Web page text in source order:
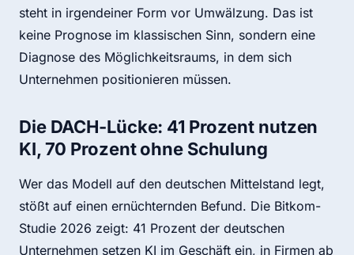
steht in irgendeiner Form vor Umwälzung. Das ist
keine Prognose im klassischen Sinn, sondern eine
Diagnose des Möglichkeitsraums, in dem sich
Unternehmen positionieren müssen.
Die DACH-Lücke: 41 Prozent nutzen
KI, 70 Prozent ohne Schulung
Wer das Modell auf den deutschen Mittelstand legt,
stößt auf einen ernüchternden Befund. Die Bitkom-
Studie 2026 zeigt: 41 Prozent der deutschen
Unternehmen setzen KI im Geschäft ein, in Firmen ab